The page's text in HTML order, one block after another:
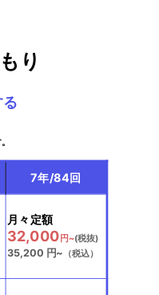
り
7年/84回
月々定額
32,000 円~(税抜)
35,200 円~ （税込）